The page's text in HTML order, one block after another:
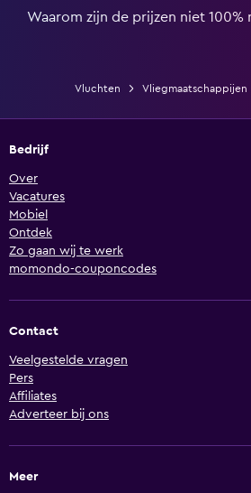
Waarom zijn de prijzen niet 100%
Vluchten Vliegmaatschappijen
Bedrijf
Over
Vacatures
Mobiel
Ontdek
Zo gaan wij te werk
momondo-couponcodes
Contact
Veelgestelde vragen
Pers
Affiliates
Adverteer bij ons
Meer